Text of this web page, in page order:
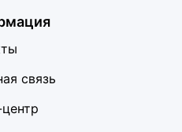
связь